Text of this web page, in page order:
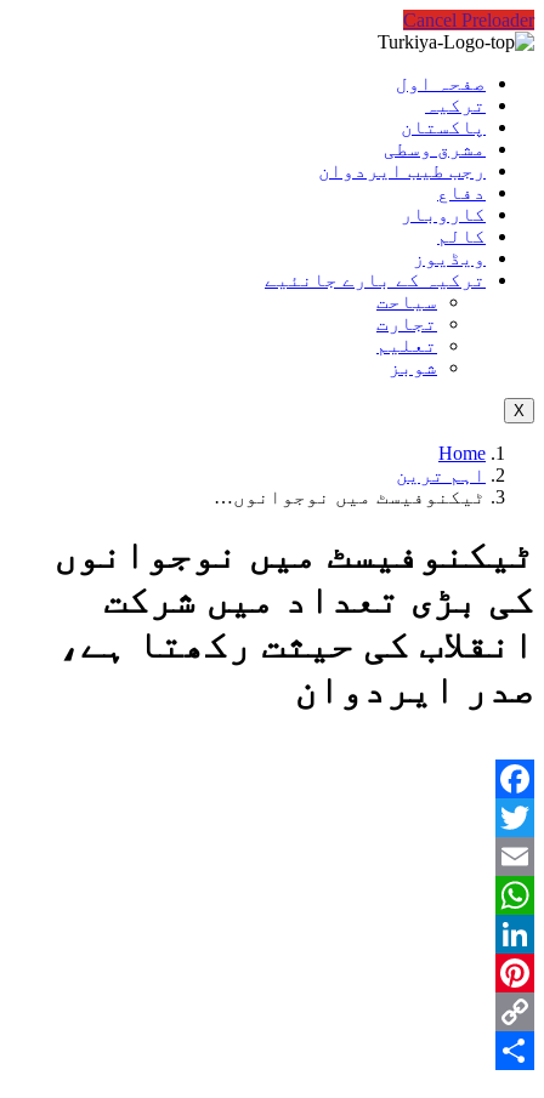
Cancel Preloader
صفحہ اول
ترکیہ
پاکستان
مشرق وسطی
رجب طیب ایردوان
دفاع
کاروبار
کالم
ویڈیوز
ترکیہ کے بارے جانئیے
سیاحت
تجارت
تعلیم
شوبز
X
Home
اہم ترین
ٹیکنوفیسٹ میں نوجوانوں…
ٹیکنوفیسٹ میں نوجوانوں
کی بڑی تعداد میں شرکت
انقلاب کی حیثت رکھتا ہے،
صدر ایردوان
Facebook
Twitter
Email
WhatsApp
LinkedIn
Pinterest
Copy